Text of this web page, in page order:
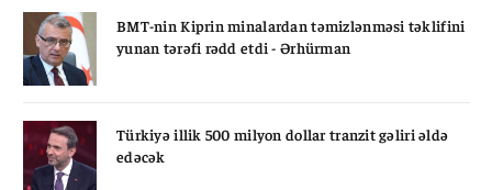
BMT-nin Kiprin minalardan təmizlənməsi təklifini
yunan tərəfi rədd etdi - Ərhürman
Türkiyə illik 500 milyon dollar tranzit gəliri əldə
edəcək